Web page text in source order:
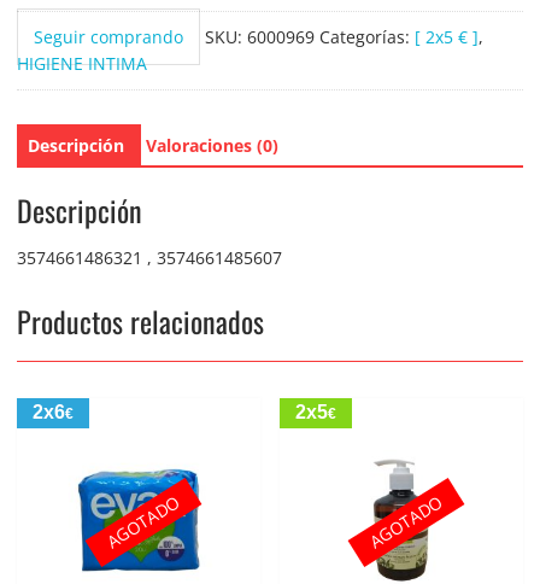
56
uds.
cantidad
Seguir comprando SKU: 6000969 Categorías: [ 2x5 € ],
HIGIENE INTIMA
Descripción Valoraciones (0)
Descripción
3574661486321 , 3574661485607
Productos relacionados
2x6€
AGOTADO
2x5€
AGOTADO